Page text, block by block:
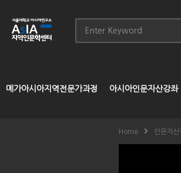
메가아시아지역전문가과정 아시아인문자산강좌
Home 인문자